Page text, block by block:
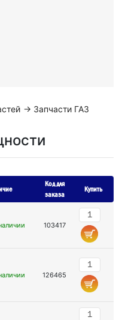
→ Запчасти ГАЗ
Код для
заказа
Купить
103417
126465